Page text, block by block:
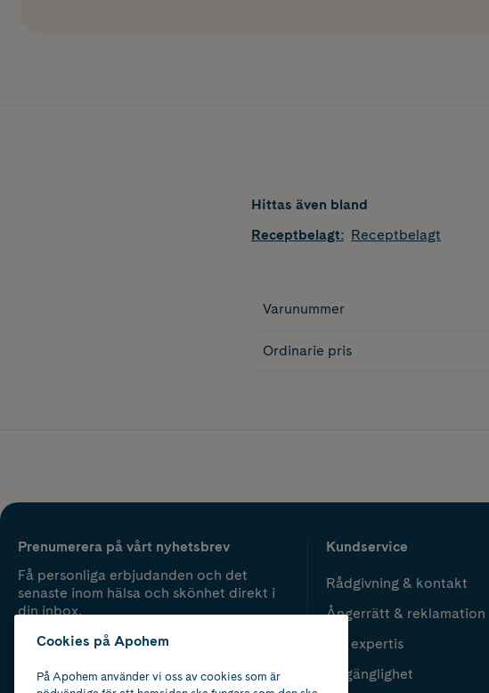
Hittas även bland
Receptbelagt: Receptbelagt
Varunummer
Ordinarie pris
Prenumerera på vårt nyhetsbrev
Få personliga erbjudanden och det
senaste inom hälsa och skönhet direkt i
din inbox.
Kundservice
Rådgivning & kontakt
Ångerrätt & reklamation
Vår expertis
Tillgänglighet
Cookies på Apohem
På Apohem använder vi oss av cookies som är